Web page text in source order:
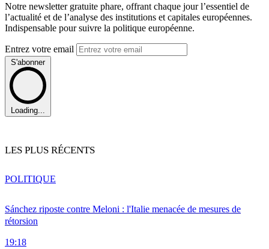
Notre newsletter gratuite phare, offrant chaque jour l’essentiel de
l’actualité et de l’analyse des institutions et capitales européennes.
Indispensable pour suivre la politique européenne.
Entrez votre email
S'abonner
Loading...
LES PLUS RÉCENTS
Sánchez riposte contre Meloni : l'Italie menacée de mesures de
rétorsion
19:18
POLITIQUE